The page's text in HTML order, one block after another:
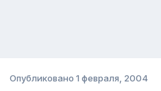
Опубликовано 1 февраля, 2004